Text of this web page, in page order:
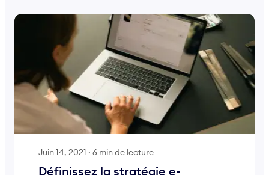
Juin 14, 2021 · 6 min de lecture
Définissez la stratégie e-